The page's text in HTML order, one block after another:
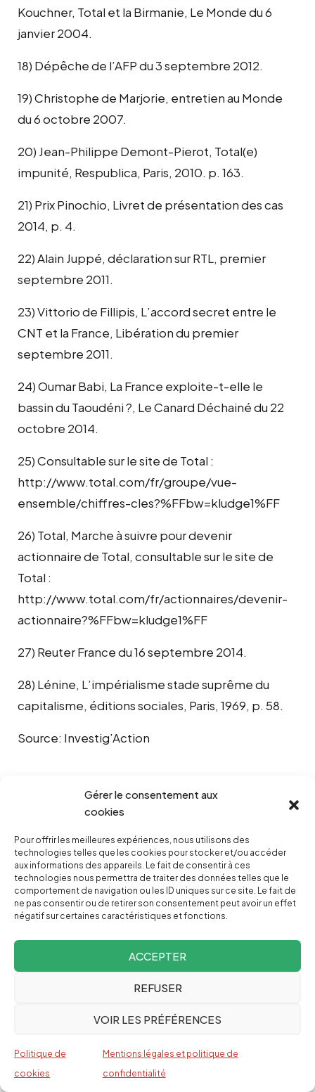
Gérer le consentement aux
cookies
Pour offrir les meilleures expériences, nous utilisons des
technologies telles que les cookies pour stocker et/ou accéder
aux informations des appareils. Le fait de consentir à ces
technologies nous permettra de traiter des données telles que le
comportement de navigation ou les ID uniques sur ce site. Le fait de
ne pas consentir ou de retirer son consentement peut avoir un effet
négatif sur certaines caractéristiques et fonctions.
ACCEPTER
REFUSER
VOIR LES PRÉFÉRENCES
Politique de
cookies
Mentions légales et politique de
confidentialité
Kouchner, Total et la Birmanie, Le Monde du 6
janvier 2004.
18) Dépêche de l’AFP du 3 septembre 2012.
19) Christophe de Marjorie, entretien au Monde
du 6 octobre 2007.
20) Jean-Philippe Demont-Pierot, Total(e)
impunité, Respublica, Paris, 2010. p. 163.
21) Prix Pinochio, Livret de présentation des cas
2014, p. 4.
22) Alain Juppé, déclaration sur RTL, premier
septembre 2011.
23) Vittorio de Fillipis, L’accord secret entre le
CNT et la France, Libération du premier
septembre 2011.
24) Oumar Babi, La France exploite-t-elle le
bassin du Taoudéni ?, Le Canard Déchainé du 22
octobre 2014.
25) Consultable sur le site de Total :
http://www.total.com/fr/groupe/vue-
ensemble/chiffres-cles?%FFbw=kludge1%FF
26) Total, Marche à suivre pour devenir
actionnaire de Total, consultable sur le site de
Total :
http://www.total.com/fr/actionnaires/devenir-
actionnaire?%FFbw=kludge1%FF
27) Reuter France du 16 septembre 2014.
28) Lénine, L’impérialisme stade suprême du
capitalisme, éditions sociales, Paris, 1969, p. 58.
Source: Investig’Action
Les opinions exprimées dans les articles publiés
sur le site d’Investig’Action n’engagent que le ou
les auteurs. Les articles publiés par
Investig’Action et dont la source indiquée est
« Investig’Action » peuvent être reproduits en
mentionnant la source avec un lien hypertexte
renvoyant vers le site original.Attention
CC (creative commons) ne sont pas libres de
droit.